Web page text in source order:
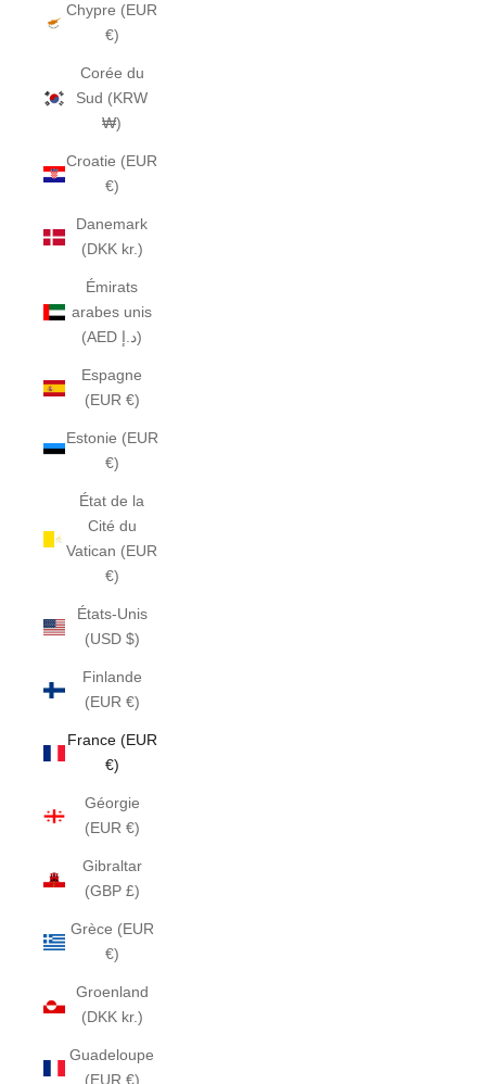
Chypre (EUR
€)
Corée du
Sud (KRW
₩)
Croatie (EUR
€)
Danemark
(DKK kr.)
Émirats
arabes unis
(AED د.إ)
Espagne
(EUR €)
Estonie (EUR
€)
État de la
Cité du
Vatican (EUR
€)
États-Unis
(USD $)
Finlande
(EUR €)
France (EUR
€)
Géorgie
(EUR €)
Gibraltar
(GBP £)
Grèce (EUR
€)
Groenland
(DKK kr.)
Guadeloupe
(EUR €)